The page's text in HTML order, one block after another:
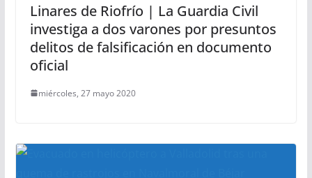
Linares de Riofrío | La Guardia Civil
investiga a dos varones por presuntos
delitos de falsificación en documento
oficial
miércoles, 27 mayo 2020